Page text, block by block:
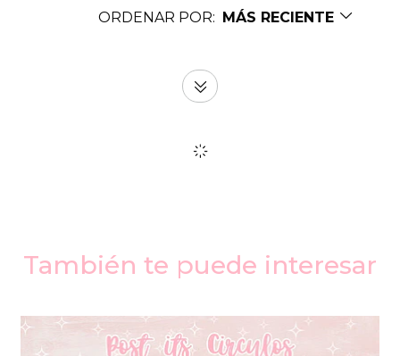
ORDENAR POR: MÁS RECIENTE
También te puede interesar